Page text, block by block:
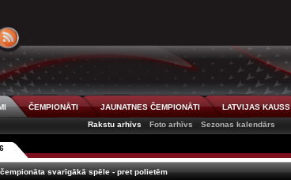
ČEMPIONĀTI JAUNATNES ČEMPIONĀTI LATVIJAS KAUSS
Rakstu arhīvs
Foto arhīvs Sezonas kalendārs
svarīgākā spēle - pret polietēm